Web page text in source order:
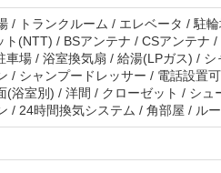
/ トランクルーム / エレベータ / 駐
(NTT) / BSアンテナ / CSアンテナ
車場 / 浴室換気扇 / 給湯(LPガス) /
/ シャンプードレッサー / 電話設置
(浴室別) / 洋間 / クローゼット / シ
/ 24時間換気システム / 角部屋 / ル